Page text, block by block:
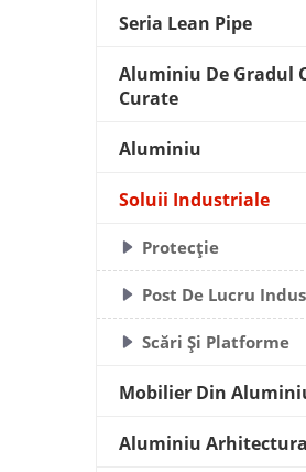
Seria Lean Pipe
Aluminiu De Gradul
Curate
Aluminiu
Soluii Industriale
Protecție
Post De Lucru
Scări Și Platforme
Mobilier Din
Aluminiu